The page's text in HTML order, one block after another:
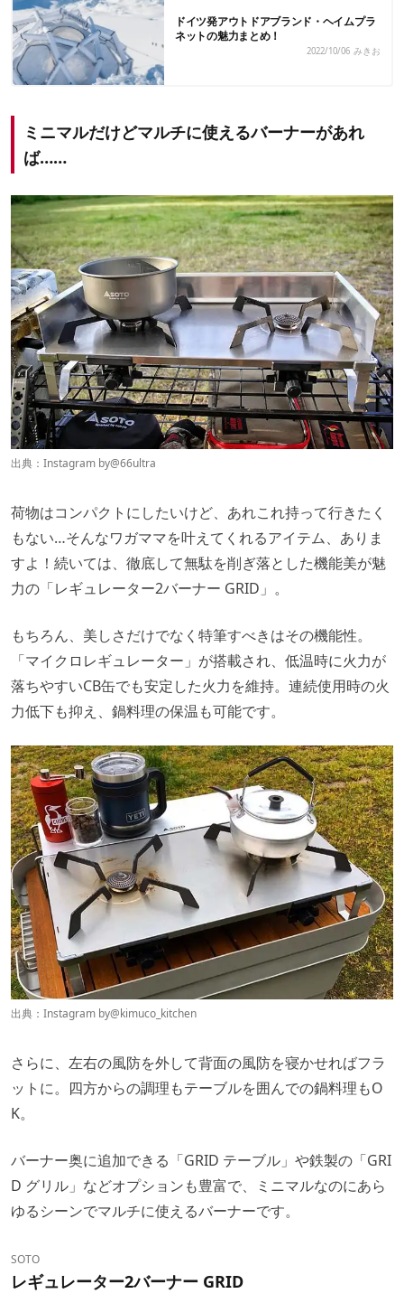
ドイツ発アウトドアブランド・ヘイムプラ
ネットの魅力まとめ！
2022/10/06 みきお
ミニマルだけどマルチに使えるバーナーがあれ
ば……
出典：Instagram by@66ultra
荷物はコンパクトにしたいけど、あれこれ持って行きたく
もない…そんなワガママを叶えてくれるアイテム、ありま
すよ！続いては、徹底して無駄を削ぎ落とした機能美が魅
力の「レギュレーター2バーナー GRID」。
もちろん、美しさだけでなく特筆すべきはその機能性。
「マイクロレギュレーター」が搭載され、低温時に火力が
落ちやすいCB缶でも安定した火力を維持。連続使用時の火
力低下も抑え、鍋料理の保温も可能です。
出典：Instagram by@kimuco_kitchen
さらに、左右の風防を外して背面の風防を寝かせればフラ
ットに。四方からの調理もテーブルを囲んでの鍋料理もO
K。
バーナー奥に追加できる「GRID テーブル」や鉄製の「GRI
D グリル」などオプションも豊富で、ミニマルなのにあら
ゆるシーンでマルチに使えるバーナーです。
SOTO
レギュレーター2バーナー GRID